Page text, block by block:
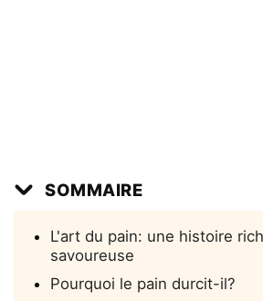
SOMMAIRE
L'art du pain: une histoire
savoureuse
Pourquoi le pain durcit-il?